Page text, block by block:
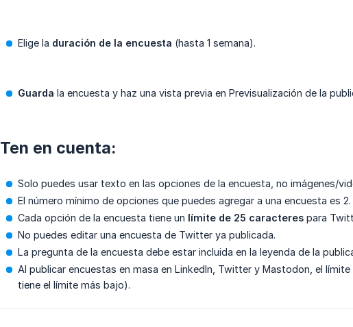
Elige la duración de la encuesta (hasta 1 semana).
Guarda la encuesta y haz una vista previa en Previsualización de la
Ten en cuenta:
Solo puedes usar texto en las opciones de la encuesta, no imágenes/
El número mínimo de opciones que puedes agregar a una encuesta es
Cada opción de la encuesta tiene un límite de 25 caracteres para
No puedes editar una encuesta de Twitter ya publicada.
La pregunta de la encuesta debe estar incluida en la leyenda de la
Al publicar encuestas en masa en LinkedIn, Twitter y Mastodon, el
tiene el límite más bajo).